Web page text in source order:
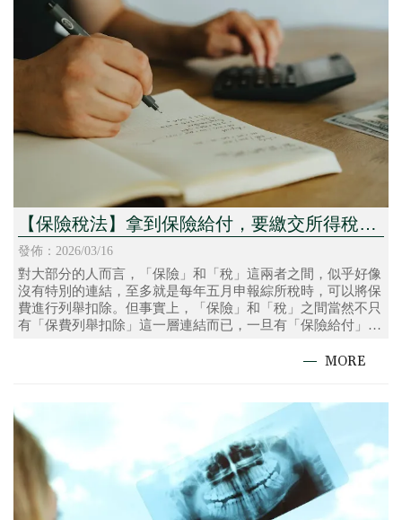
【保險稅法】拿到保險給付，要繳交所得稅
嗎？什麼情況會產生所得基本稅額呢？
發佈：2026/03/16
對大部分的人而言，「保險」和「稅」這兩者之間，似乎好像
沒有特別的連結，至多就是每年五月申報綜所稅時，可以將保
費進行列舉扣除。但事實上，「保險」和「稅」之間當然不只
有「保費列舉扣除」這一層連結而已，一旦有「保險給付」產
質、要、被保人的配置、保險給付了類型以及給付金額大小而